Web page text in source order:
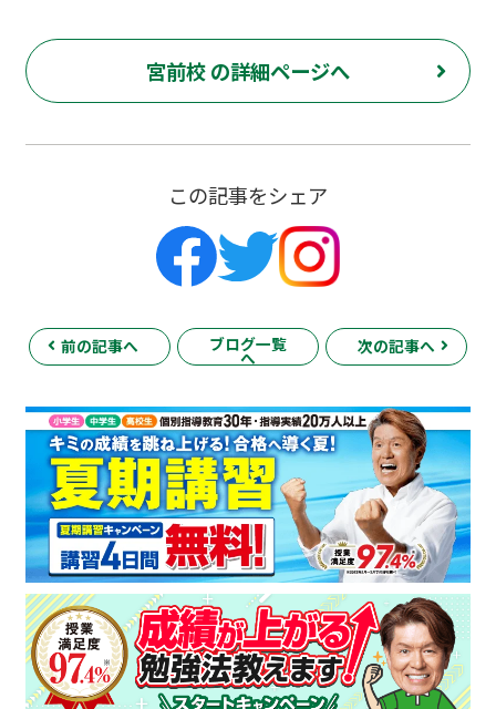
宮前校 の詳細ページへ
この記事をシェア
前の記事へ ブログ一覧
へ
次の記事へ